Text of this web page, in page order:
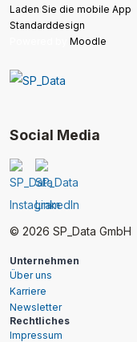
Laden Sie die mobile App
Standarddesign
Moodle
Social Media
© 2026 SP_Data GmbH
Unternehmen
Über uns
Karriere
Newsletter
Rechtliches
Impressum